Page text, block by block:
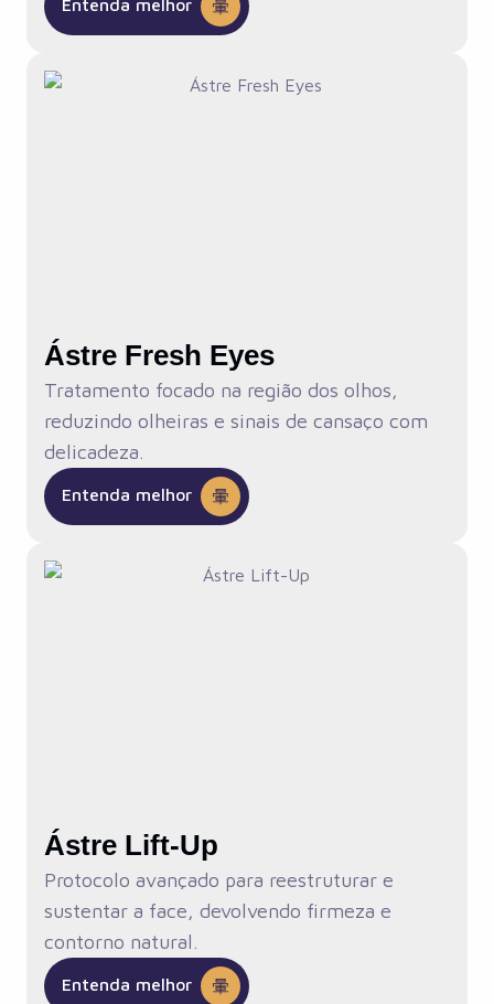
Entenda melhor
Ástre Fresh Eyes
Tratamento focado na região dos olhos,
reduzindo olheiras e sinais de cansaço com
delicadeza.
Entenda melhor
Ástre Lift-Up
Protocolo avançado para reestruturar e
sustentar a face, devolvendo firmeza e
contorno natural.
Entenda melhor